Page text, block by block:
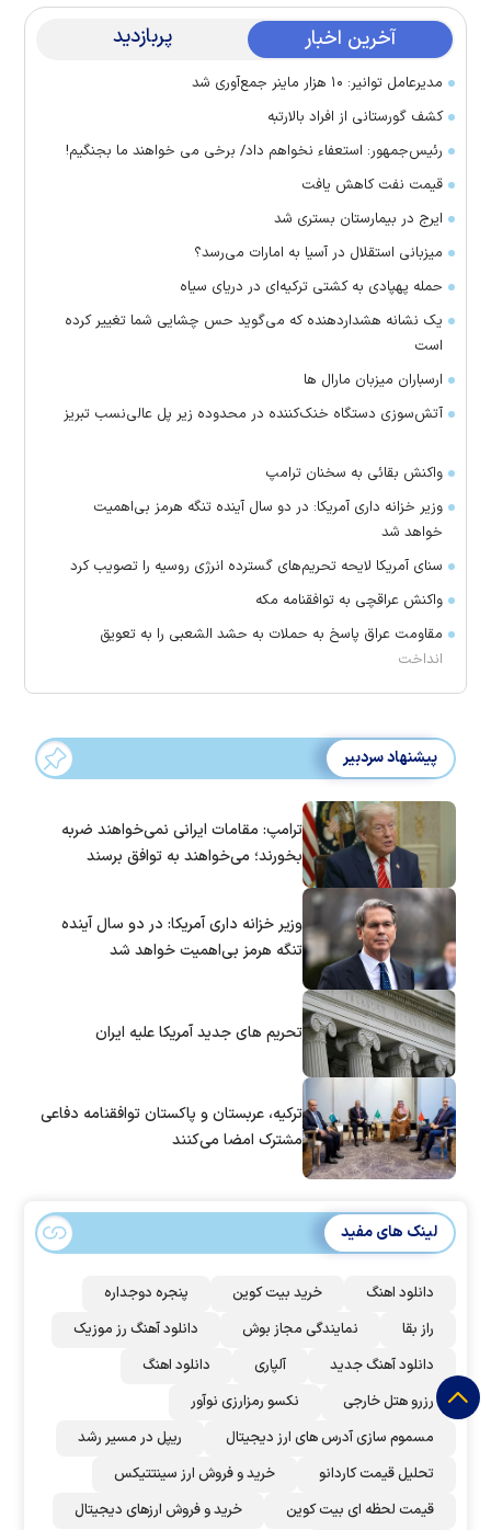
آخرین اخبار پربازدید
مدیرعامل توانیر: ۱۰ هزار ماینر جمع‌آوری شد
کشف گورستانی از افراد بالارتبه
رئیس‌جمهور: استعفاء نخواهم داد/ برخی می خواهند ما بجنگیم!
قیمت نفت کاهش یافت
ایرج در بیمارستان بستری شد
میزبانی استقلال در آسیا به امارات می‌رسد؟
حمله پهپادی به کشتی ترکیه‌ای در دریای سیاه
یک نشانه هشداردهنده که می‌گوید حس چشایی شما تغییر کرده
است
ارسباران میزبان مارال ها
آتش‌سوزی دستگاه خنک‌کننده در محدوده زیر پل عالی‌نسب تبریز
واکنش بقائی به سخنان ترامپ
وزیر خزانه داری آمریکا: در دو سال آینده تنگه هرمز بی‌اهمیت
خواهد شد
سنای آمریکا لایحه تحریم‌های گسترده انرژی روسیه را تصویب کرد
واکنش عراقچی به توافقنامه مکه
مقاومت عراق پاسخ به حملات به حشد الشعبی را به تعویق
انداخت
پیشنهاد سردبیر
ترامپ: مقامات ایرانی نمی‌خواهند ضربه
بخورند؛ می‌خواهند به توافق برسند
وزیر خزانه داری آمریکا: در دو سال آینده
تنگه هرمز بی‌اهمیت خواهد شد
تحریم های جدید آمریکا علیه ایران
ترکیه، عربستان و پاکستان توافقنامه دفاعی
مشترک امضا می‌کنند
لینک های مفید
دانلود اهنگ خرید بیت کوین
پنجره دوجداره
راز بقا
نمایندگی مجاز بوش
دانلود آهنگ رز‌ موزیک
دانلود آهنگ جدید
آلپاری
دانلود اهنگ
رزرو هتل خارجی
نکسو رمزارزی نوآور
مسموم سازی آدرس های ارز دیجیتال
ریپل در مسیر رشد
تحلیل قیمت کاردانو
خرید و فروش ارز سینتتیکس
قیمت لحظه ای بیت کوین
خرید و فروش ارزهای دیجیتال